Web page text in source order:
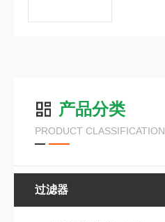
产品分类
PRODUCT CLASSIFICATION
过滤器